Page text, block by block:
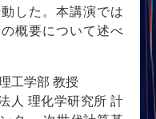
した。本講演では
概要について述べ
工学部 教授
人 理化学研究所 計